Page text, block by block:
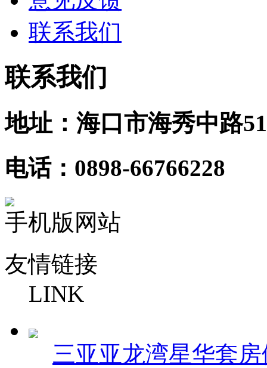
联系我们
联系我们
地址：海口市海秀中路
电话：0898-66766228
手机版网站
友情链接
LINK
三亚亚龙湾星华套